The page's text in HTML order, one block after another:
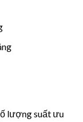
lượng suất ưu